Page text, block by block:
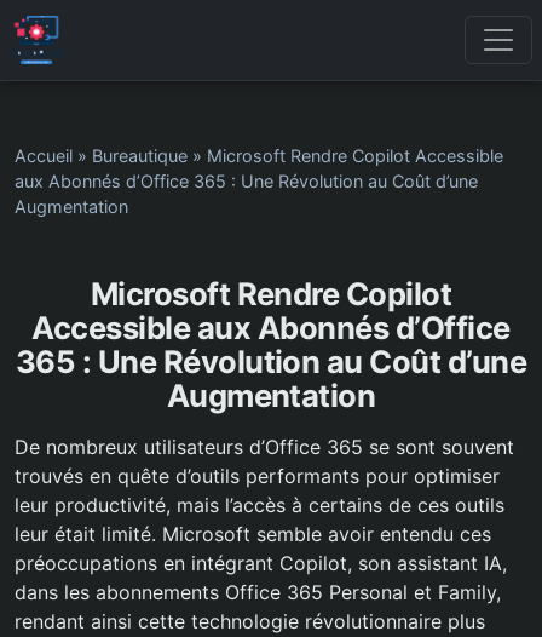
Accueil » Bureautique » Microsoft Rendre Copilot Accessible
aux Abonnés d’Office 365 : Une Révolution au Coût d’une
Augmentation
Microsoft Rendre Copilot
Accessible aux Abonnés d’Office
365 : Une Révolution au Coût d’une
Augmentation
De nombreux utilisateurs d’Office 365 se sont souvent
trouvés en quête d’outils performants pour optimiser
leur productivité, mais l’accès à certains de ces outils
leur était limité. Microsoft semble avoir entendu ces
préoccupations en intégrant Copilot, son assistant IA,
dans les abonnements Office 365 Personal et Family,
rendant ainsi cette technologie révolutionnaire plus